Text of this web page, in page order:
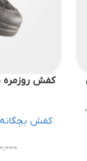
,
کفش بچگانه